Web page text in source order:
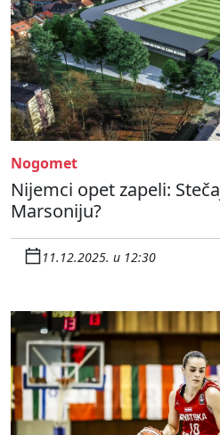
Nogomet
Nijemci opet zapeli:
Marsoniju?
11.12.2025. u 12:30